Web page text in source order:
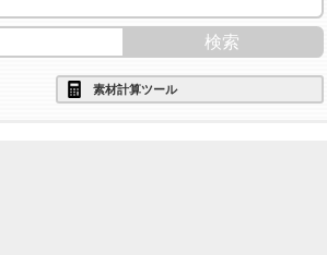
素材計算ツール